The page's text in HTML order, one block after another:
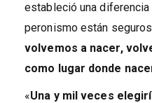
estableció una
peronismo están
volvemos a nacer,
como lugar donde
«Una y mil veces